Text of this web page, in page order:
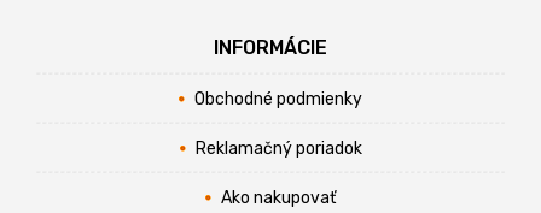
INFORMÁCIE
Obchodné podmienky
Reklamačný poriadok
Ako nakupovať